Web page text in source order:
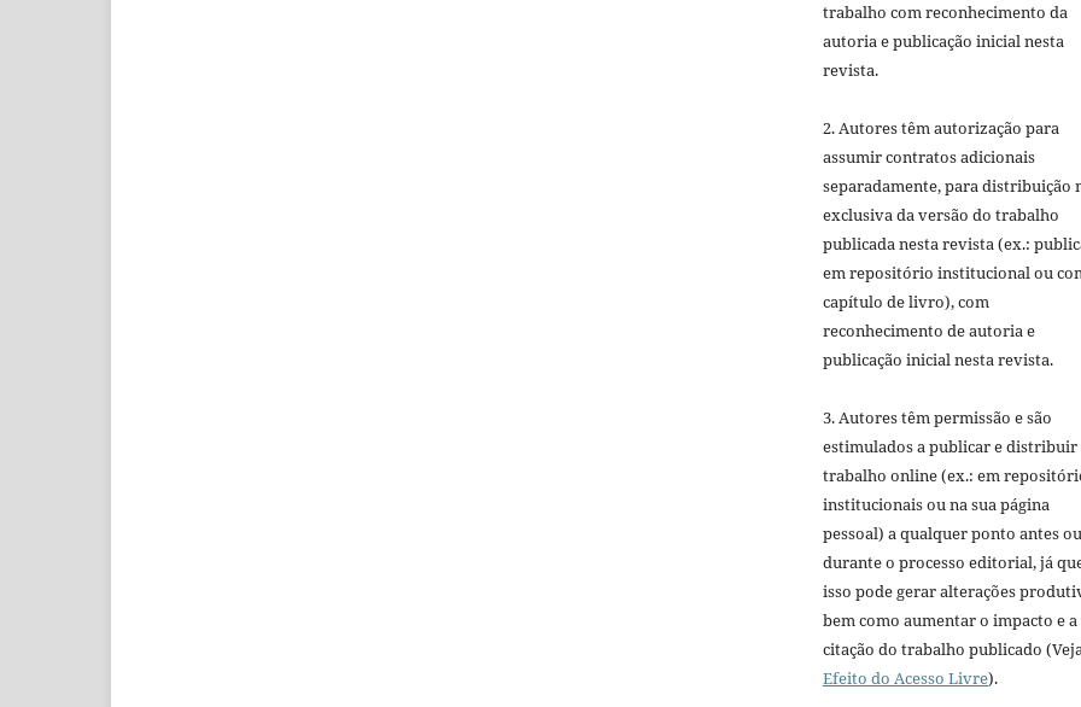
trabalho com reconhecimento da
autoria e publicação inicial nesta
revista.
2. Autores têm autorização para
assumir contratos adicionais
separadamente, para distribuição
exclusiva da versão do trabalho
publicada nesta revista (ex.:
em repositório institucional ou
capítulo de livro), com
reconhecimento de autoria e
publicação inicial nesta revista.
3. Autores têm permissão e são
estimulados a publicar e distribuir
trabalho online (ex.: em
institucionais ou na sua página
pessoal) a qualquer ponto antes ou
durante o processo editorial, já
isso pode gerar alterações
bem como aumentar o impacto e a
citação do trabalho publicado
Efeito do Acesso Livre).